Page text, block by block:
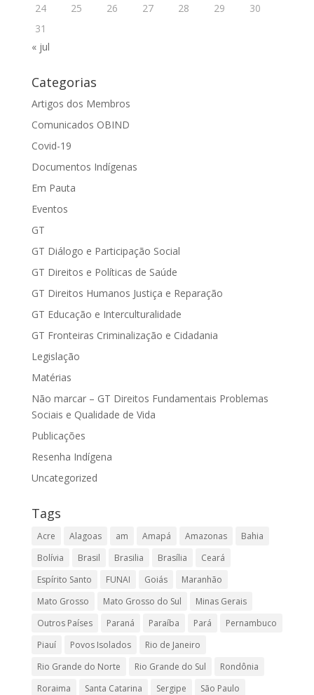
24
25 26 27 28 29
30
31
« jul
Categorias
Artigos dos Membros
Comunicados OBIND
Covid-19
Documentos Indígenas
Em Pauta
Eventos
GT
GT Diálogo e Participação Social
GT Direitos e Políticas de Saúde
GT Direitos Humanos Justiça e Reparação
GT Educação e Interculturalidade
GT Fronteiras Criminalização e Cidadania
Legislação
Matérias
Não marcar – GT Direitos Fundamentais Problemas
Sociais e Qualidade de Vida
Publicações
Resenha Indígena
Uncategorized
Tags
Acre Alagoas am Amapá Amazonas
Bahia
Bolívia
Brasil Brasilia Brasília
Ceará
Espírito Santo
FUNAI Goiás
Maranhão
Mato Grosso
Mato Grosso do Sul
Minas Gerais
Outros Países
Paraná Paraíba Pará
Pernambuco
Piauí
Povos Isolados
Rio de Janeiro
Rio Grande do Norte
Rio Grande do Sul
Rondônia
Roraima
Santa Catarina Sergipe
São Paulo